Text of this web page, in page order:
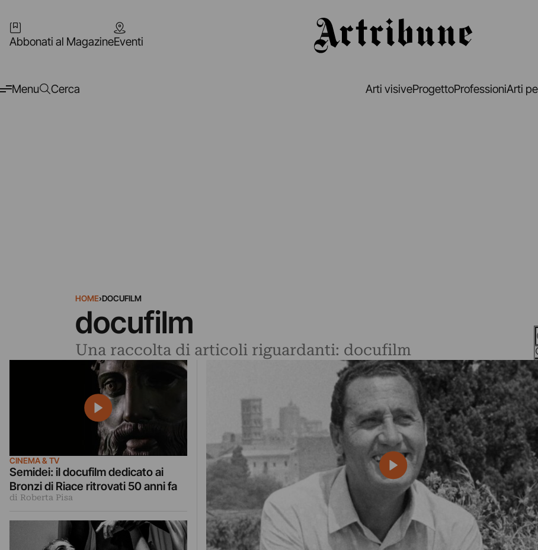
Abbonati al MagazineEventi
Menu Cerca Arti visiveProgettoProfessioniArti
HOME›DOCUFILM
docufilm
Una raccolta di articoli riguardanti: docufilm
CINEMA & TV
Semidei: il docufilm dedicato ai
Bronzi di Riace ritrovati 50 anni fa
di Roberta Pisa